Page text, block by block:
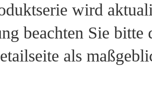
wird
beachten Sie
als